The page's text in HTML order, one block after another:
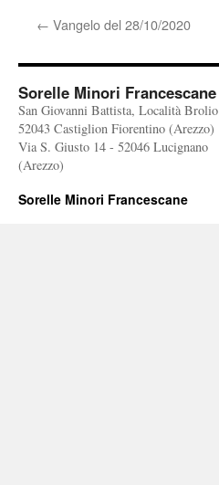
← Vangelo del 28/10/2020
Sorelle Minori Francescane
San Giovanni Battista, Località Brolio
52043 Castiglion Fiorentino (Arezzo)
Via S. Giusto 14 - 52046 Lucignano
(Arezzo)
Sorelle Minori Francescane